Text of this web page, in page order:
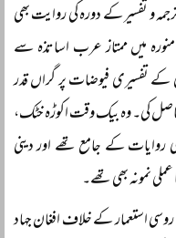
و تفسیر کے دورہ کی روایت بھی
میں ممتاز عرب اساتذہ سے
کے تفسیری فیوضات پر گراں قدر
حاصل کی۔ وہ بیک وقت اکوڑہ خٹک،
روایات کے جامع تھے اور دینی
نمونہ بھی تھے۔
استعمار کے خلاف افغان جہاد